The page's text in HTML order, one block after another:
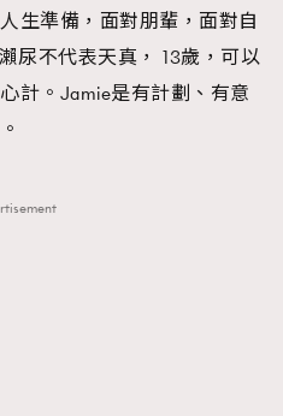
生準備，面對朋輩，面對自
尿不代表天真， 13歲，可以
計。Jamie是有計劃、有意